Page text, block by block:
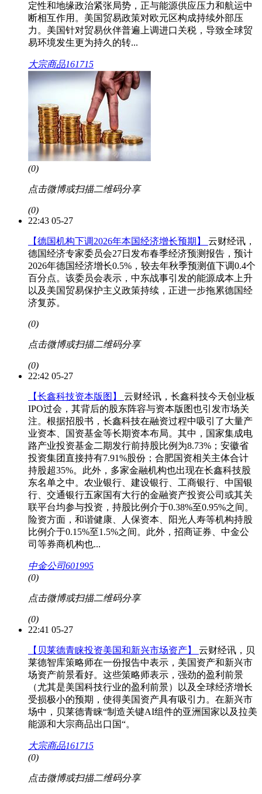
定性和地缘政治紧张局势，正与能源供应压力和航运中
断相互作用。美国贸易政策对欧元区构成持续外部压
力。美国针对贸易伙伴普遍上调进口关税，导致全球贸
易环境发生更为持久的转...
大宗商品161715
(0)
点击微博或扫描二维码分享
(0)
22:43 05-27
【德国机构下调2026年本国经济增长预期】 云财经讯，
德国经济专家委员会27日发布春季经济预测报告，预计
2026年德国经济增长0.5%，较去年秋季预测值下调0.4个
百分点。该委员会表示，中东战事引发的能源成本上升
以及美国贸易保护主义政策持续，正进一步拖累德国经
济复苏。
(0)
点击微博或扫描二维码分享
(0)
22:42 05-27
【长鑫科技资本版图】 云财经讯，长鑫科技今天创业板
IPO过会，其背后的股东阵容与资本版图也引发市场关
注。根据招股书，长鑫科技在融资过程中吸引了大量产
业资本、国资基金等长期资本布局。其中，国家集成电
路产业投资基金二期发行前持股比例为8.73%；安徽省
投资集团直接持有7.91%股份；合肥国资相关主体合计
持股超35%。此外，多家金融机构也出现在长鑫科技股
东名单之中。农业银行、建设银行、工商银行、中国银
行、交通银行五家国有大行的金融资产投资公司或其关
联平台均参与投资，持股比例介于0.38%至0.95%之间。
险资方面，和谐健康、人保资本、阳光人寿等机构持股
比例介于0.15%至1.5%之间。此外，招商证券、中金公
司等券商机构也...
中金公司601995
(0)
点击微博或扫描二维码分享
(0)
22:41 05-27
【贝莱德青睐投资美国和新兴市场资产】 云财经讯，贝
莱德智库策略师在一份报告中表示，美国资产和新兴市
场资产前景看好。这些策略师表示，强劲的盈利前景
（尤其是美国科技行业的盈利前景）以及全球经济增长
受损极小的预期，使得美国资产具有吸引力。在新兴市
场中，贝莱德青睐“制造关键AI组件的亚洲国家以及拉美
能源和大宗商品出口国“。
大宗商品161715
(0)
点击微博或扫描二维码分享